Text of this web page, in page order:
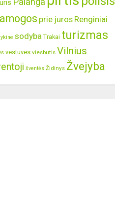
prie juros Renginiai
sodyba Trakai turizmas
vestuves viesbutis Vilnius
šventės Židinys Žvejyba